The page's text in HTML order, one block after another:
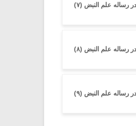
رساله علم النبض (۷)
رساله علم النبض (۸)
رساله علم النبض (۹)